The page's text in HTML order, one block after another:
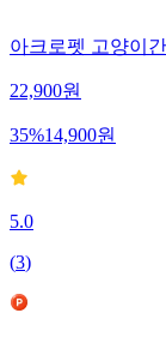
아크로펫 고양이
22,900원
35%14,900원
5.0
(3)